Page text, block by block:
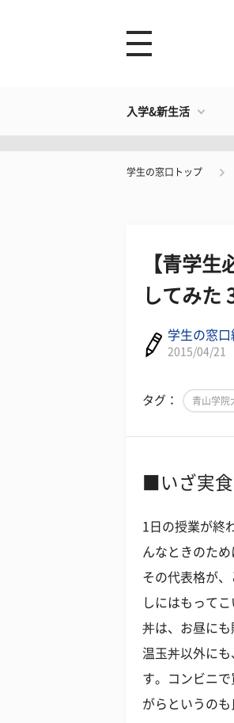
入学&新生活
学生の窓口トップ
【青学
してみた
学生の窓口
2015/04/21
タグ： 青山学院
■いざ実
1日の授業が終
んなときのた
その代表格が
しにはもって
丼は、お昼にも
温玉丼以外に
す。コンビニ
がらというのも